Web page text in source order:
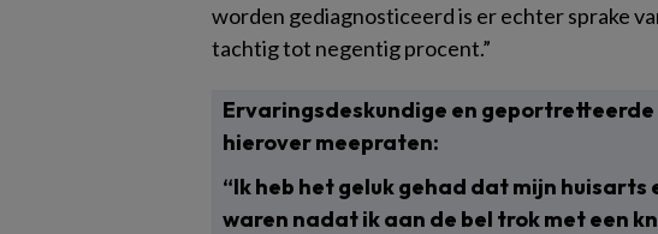
worden gediagnosticeerd is er echter sprake
tachtig tot negentig procent.”
Ervaringsdeskundige en
hierover meepraten:
“Ik heb het geluk gehad dat mijn
waren nadat ik aan de bel trok met een